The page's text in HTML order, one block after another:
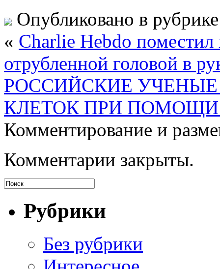
Опубликовано в
« Charlie Hebdo
отрубленной головой в
РОССИЙСКИЕ
КЛЕТОК ПРИ
Комментирование и
Комментарии закрыты.
Рубрики
Без рубрики